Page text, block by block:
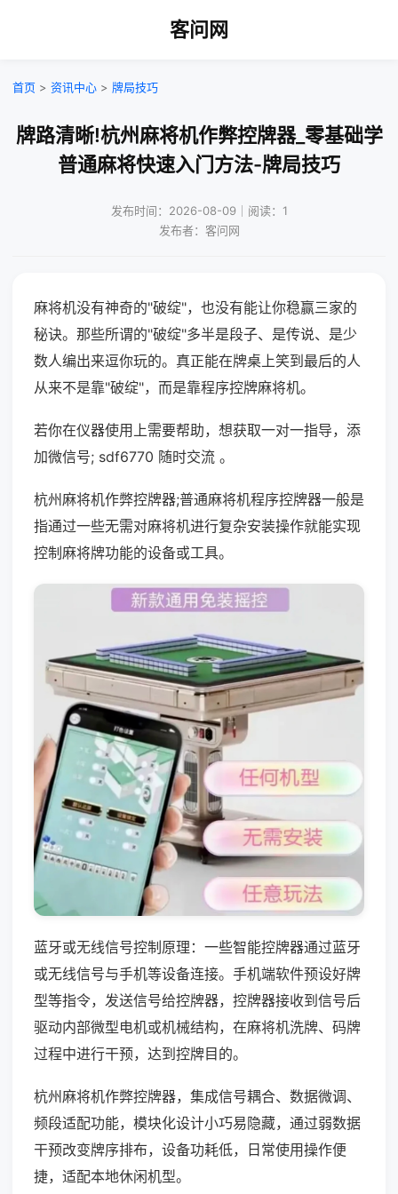
客问网
首页 > 资讯中心 > 牌局技巧
牌路清晰!杭州麻将机作弊控牌器_零基础学
普通麻将快速入门方法-牌局技巧
发布时间：2026-08-09｜阅读：1
发布者：客问网
麻将机没有神奇的"破绽"，也没有能让你稳赢三家的
秘诀。那些所谓的"破绽"多半是段子、是传说、是少
数人编出来逗你玩的。真正能在牌桌上笑到最后的人
从来不是靠"破绽"，而是靠程序控牌麻将机。
若你在仪器使用上需要帮助，想获取一对一指导，添
加微信号; sdf6770 随时交流 。
杭州麻将机作弊控牌器;普通麻将机程序控牌器一般是
指通过一些无需对麻将机进行复杂安装操作就能实现
控制麻将牌功能的设备或工具。
蓝牙或无线信号控制原理：一些智能控牌器通过蓝牙
或无线信号与手机等设备连接。手机端软件预设好牌
型等指令，发送信号给控牌器，控牌器接收到信号后
驱动内部微型电机或机械结构，在麻将机洗牌、码牌
过程中进行干预，达到控牌目的。
杭州麻将机作弊控牌器，集成信号耦合、数据微调、
频段适配功能，模块化设计小巧易隐藏，通过弱数据
干预改变牌序排布，设备功耗低，日常使用操作便
捷，适配本地休闲机型。